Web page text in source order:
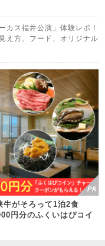
カス福井公演」体験レポ！
え方、フード、オリジナル
牛がそろって1泊2食
円分のふくいはぴコイ